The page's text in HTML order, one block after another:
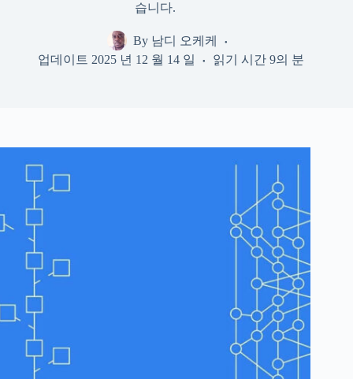
습니다.
By 남디 오케케
업데이트 2025 년 12 월 14 일 읽기 시간 9의 분